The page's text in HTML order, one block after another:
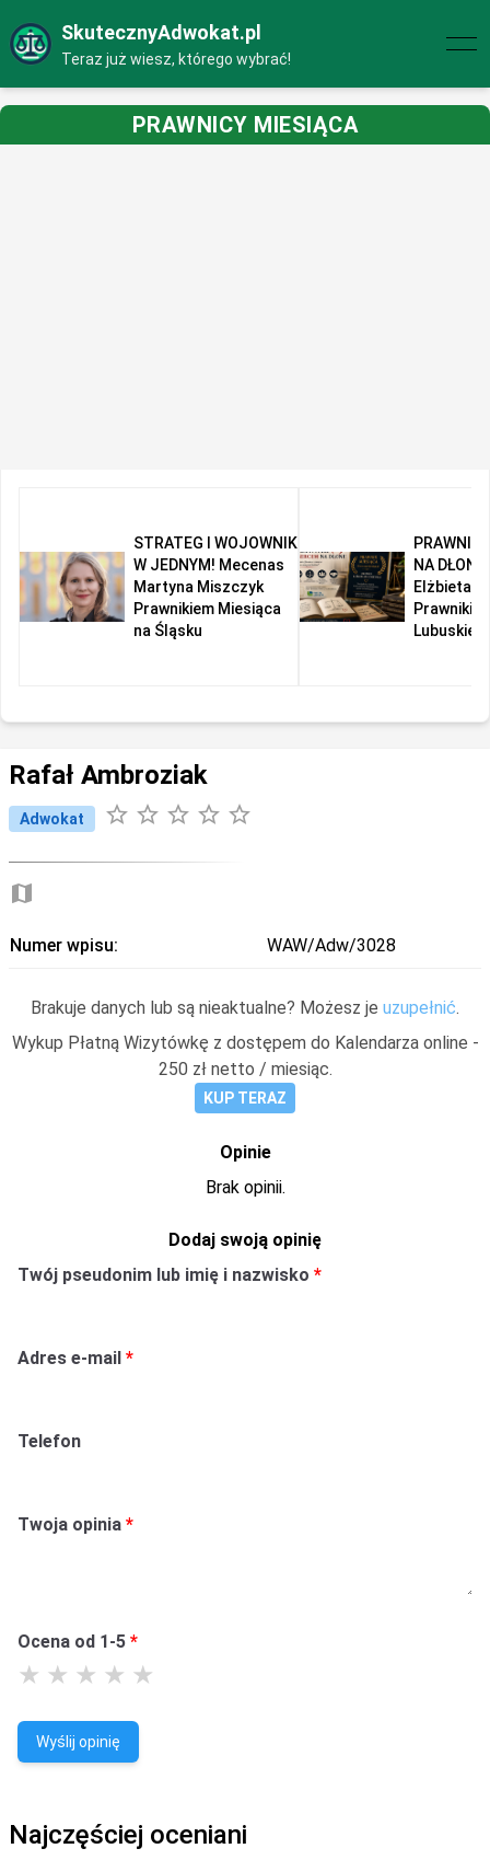
SkutecznyAdwokat.pl
Teraz już wiesz, którego wybrać!
PRAWNICY MIESIĄCA
STRATEG I WOJOWNIK
W JEDNYM! Mecenas
Martyna Miszczyk
Prawnikiem Miesiąca
na Śląsku
PRAWNIK
NA
Elżbieta
Lubuskiem
Rafał Ambroziak
Adwokat star_border star_border star_border star_border star_border
map
Numer wpisu: WAW/Adw/3028
Brakuje danych lub są nieaktualne? Możesz je uzupełnić.
Wykup Płatną Wizytówkę z dostępem do Kalendarza online -
250 zł netto / miesiąc.
KUP TERAZ
Opinie
Brak opinii.
Dodaj swoją opinię
Twój pseudonim lub imię i nazwisko
Adres e-mail
Telefon
Twoja opinia
Ocena od 1-5
Wyślij opinię
Najczęściej oceniani